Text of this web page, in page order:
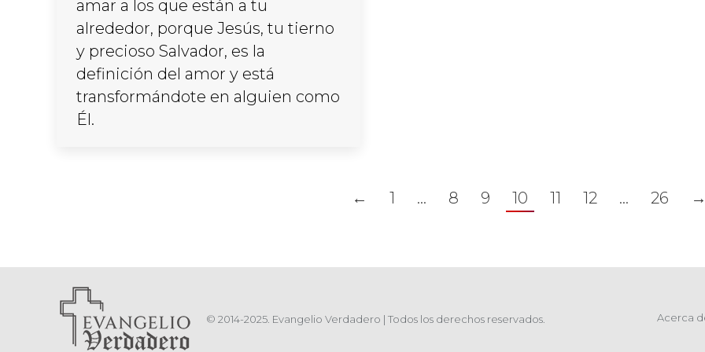
amar a los que están a tu
alrededor, porque Jesús, tu tierno
y precioso Salvador, es la
definición del amor y está
transformándote en alguien como
Él.
← 1 … 8 9 10 11 12 … 26 →
© 2014-2025. Evangelio Verdadero | Todos los derechos reservados. Acerca